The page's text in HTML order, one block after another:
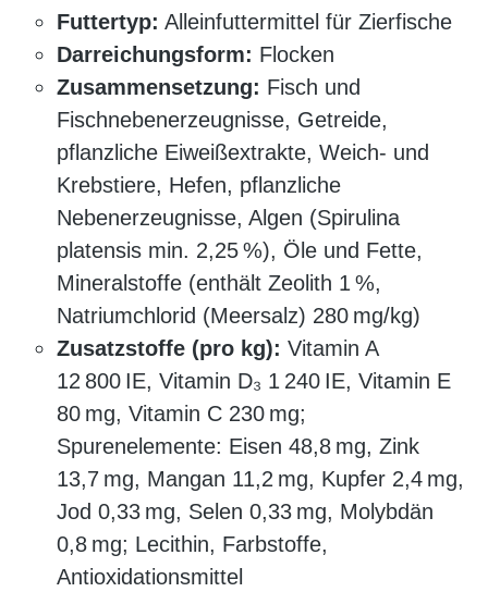
Futtertyp: Alleinfuttermittel für Zierfische
Darreichungsform: Flocken
Zusammensetzung: Fisch und
Fischnebenerzeugnisse, Getreide,
pflanzliche Eiweißextrakte, Weich- und
Krebstiere, Hefen, pflanzliche
Nebenerzeugnisse, Algen (Spirulina
platensis min. 2,25 %), Öle und Fette,
Mineralstoffe (enthält Zeolith 1 %,
Natriumchlorid (Meersalz) 280 mg/kg)
Zusatzstoffe (pro kg): Vitamin A
12 800 IE, Vitamin D₃ 1 240 IE, Vitamin E
80 mg, Vitamin C 230 mg;
Spurenelemente: Eisen 48,8 mg, Zink
13,7 mg, Mangan 11,2 mg, Kupfer 2,4 mg,
Jod 0,33 mg, Selen 0,33 mg, Molybdän
0,8 mg; Lecithin, Farbstoffe,
Antioxidationsmittel